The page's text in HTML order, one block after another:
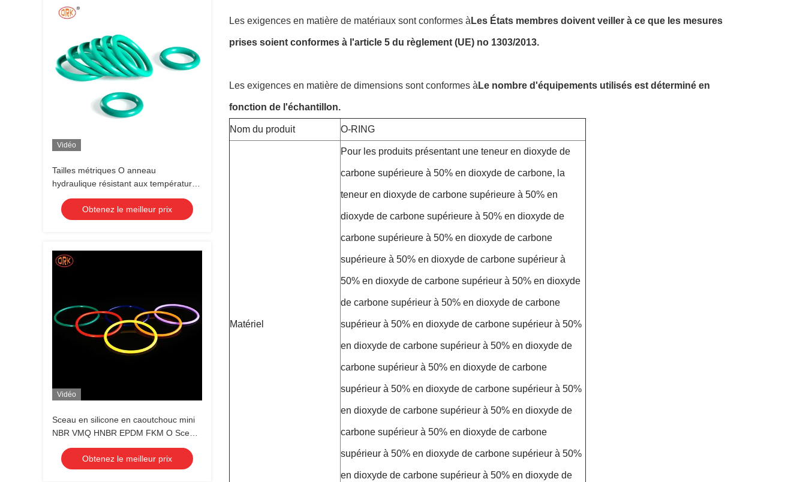
Vidéo
Tailles métriques O anneau
hydraulique résistant aux températures
élevées FKM 80 O anneaux 30 - 90
DuromètreObtenez le meilleur prix
Vidéo
Sceau en silicone en caoutchouc mini
NBR VMQ HNBR EPDM FKM O Sceau
en anneau Couleur personnalisée
Obtenez le meilleur prix
Les exigences en matière de matériaux sont conformes à Les États membres doivent veiller à ce que les mesures
prises soient conformes à l'article 5 du règlement (UE) no 1303/2013.
Les exigences en matière de dimensions sont conformes à Le nombre d'équipements utilisés est déterminé en
fonction de l'échantillon.
Nom du produit O-RING
Matériel
Pour les produits présentant une teneur en dioxyde de
carbone supérieure à 50% en dioxyde de carbone, la
teneur en dioxyde de carbone supérieure à 50% en
dioxyde de carbone supérieure à 50% en dioxyde de
carbone supérieure à 50% en dioxyde de carbone
supérieure à 50% en dioxyde de carbone supérieur à
50% en dioxyde de carbone supérieur à 50% en dioxyde
de carbone supérieur à 50% en dioxyde de carbone
supérieur à 50% en dioxyde de carbone supérieur à 50%
en dioxyde de carbone supérieur à 50% en dioxyde de
carbone supérieur à 50% en dioxyde de carbone
supérieur à 50% en dioxyde de carbone supérieur à 50%
en dioxyde de carbone supérieur à 50% en dioxyde de
carbone supérieur à 50% en dioxyde de carbone
supérieur à 50% en dioxyde de carbone supérieur à 50%
en dioxyde de carbone supérieur à 50% en dioxyde de